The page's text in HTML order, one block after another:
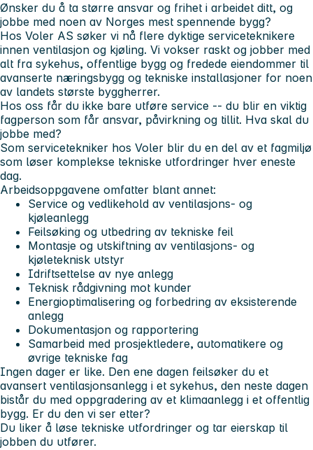
Ønsker du å ta større ansvar og frihet i arbeidet ditt, og
jobbe med noen av Norges mest spennende bygg?
Hos Voler AS søker vi nå flere dyktige serviceteknikere
innen ventilasjon og kjøling. Vi vokser raskt og jobber med
alt fra sykehus, offentlige bygg og fredede eiendommer til
avanserte næringsbygg og tekniske installasjoner for noen
av landets største byggherrer.
Hos oss får du ikke bare utføre service -- du blir en viktig
fagperson som får ansvar, påvirkning og tillit. Hva skal du
jobbe med?
Som servicetekniker hos Voler blir du en del av et fagmiljø
som løser komplekse tekniske utfordringer hver eneste
dag.
Arbeidsoppgavene omfatter blant annet:
Service og vedlikehold av ventilasjons- og
kjøleanlegg
Feilsøking og utbedring av tekniske feil
Montasje og utskiftning av ventilasjons- og
kjøleteknisk utstyr
Idriftsettelse av nye anlegg
Teknisk rådgivning mot kunder
Energioptimalisering og forbedring av eksisterende
anlegg
Dokumentasjon og rapportering
Samarbeid med prosjektledere, automatikere og
øvrige tekniske fag
Ingen dager er like. Den ene dagen feilsøker du et
avansert ventilasjonsanlegg i et sykehus, den neste dagen
bistår du med oppgradering av et klimaanlegg i et offentlig
bygg. Er du den vi ser etter?
Du liker å løse tekniske utfordringer og tar eierskap til
jobben du utfører.